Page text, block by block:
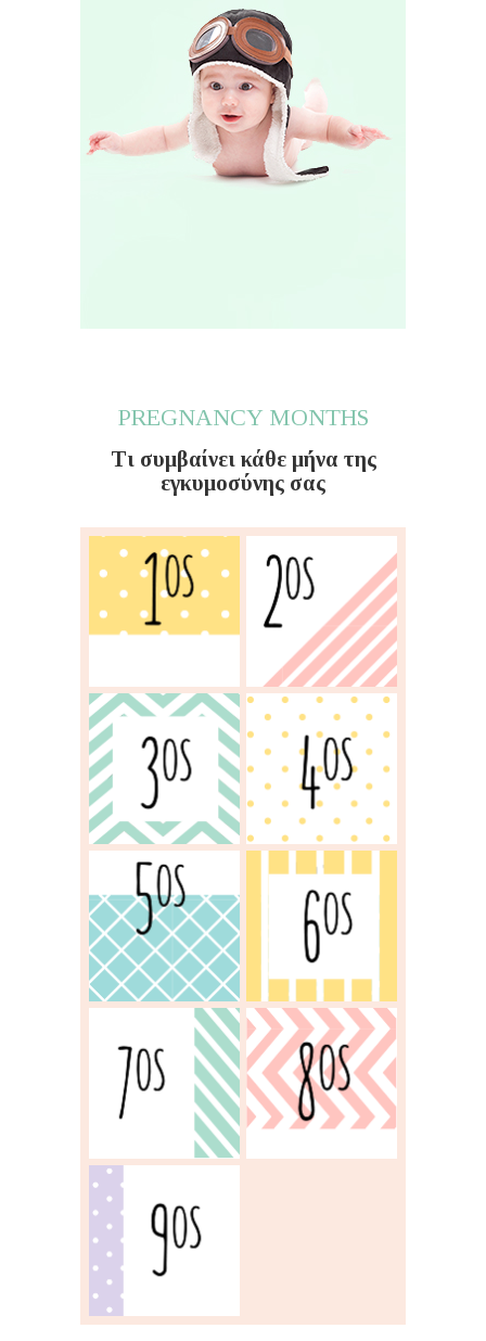
PREGNANCY MONTHS
Τι συμβαίνει κάθε μήνα της
εγκυμοσύνης σας